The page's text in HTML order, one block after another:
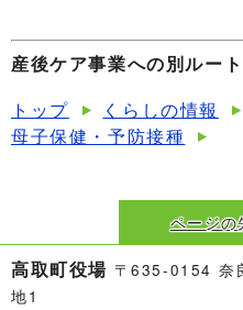
産後ケア事業への別ルート
トップ
くらしの情報
母子保健・予防接種
ページの
高取町役場 〒635-0154 奈
地1